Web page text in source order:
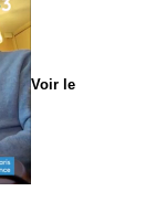
Voir le